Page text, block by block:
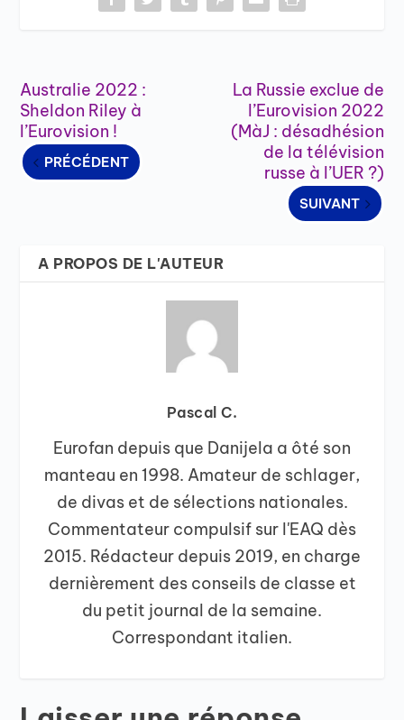
Australie 2022 :
Sheldon Riley à
l’Eurovision !
PRÉCÉDENT
La Russie exclue de
l’Eurovision 2022
(MàJ : désadhésion
de la télévision
russe à l’UER ?)
SUIVANT
A PROPOS DE L'AUTEUR
Pascal C.
Eurofan depuis que Danijela a ôté son
manteau en 1998. Amateur de schlager,
de divas et de sélections nationales.
Commentateur compulsif sur l'EAQ dès
2015. Rédacteur depuis 2019, en charge
dernièrement des conseils de classe et
du petit journal de la semaine.
Correspondant italien.